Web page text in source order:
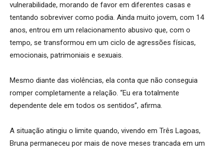
vulnerabilidade, morando de favor em diferentes casas e
tentando sobreviver como podia. Ainda muito jovem, com 14
anos, entrou em um relacionamento abusivo que, com o
tempo, se transformou em um ciclo de agressões físicas,
emocionais, patrimoniais e sexuais.
Mesmo diante das violências, ela conta que não conseguia
romper completamente a relação. “Eu era totalmente
dependente dele em todos os sentidos”, afirma.
A situação atingiu o limite quando, vivendo em Três Lagoas,
Bruna permaneceu por mais de nove meses trancada em um